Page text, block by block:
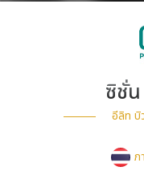
ซิชั่น
อีลิท บิ
ภ